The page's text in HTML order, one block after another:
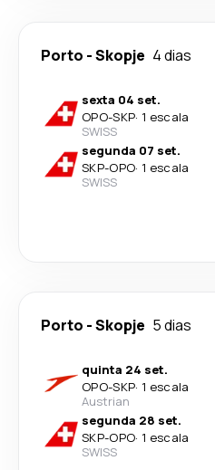
Porto -Skopje 4 dias
sexta 04 set.
OPO-SKP· 1 escala
SWISS
segunda 07 set.
SKP-OPO· 1 escala
SWISS
Porto -Skopje 5 dias
quinta 24 set.
OPO-SKP· 1 escala
Austrian
segunda 28 set.
SKP-OPO· 1 escala
SWISS